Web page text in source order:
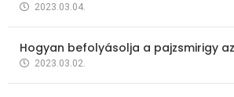
2023.03.04.
Hogyan befolyásolja a pajzsmirigy
2023.03.02.